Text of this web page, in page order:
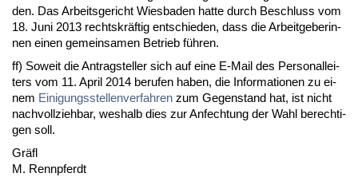
den. Das Ar­beits­ge­richt Wies­ba­den hat­te durch Be­schluss vom
18. Ju­ni 2013 rechts­kräftig ent­schie­den, dass die Ar­beit­ge­be­rin­
nen ei­nen ge­mein­sa­men Be­trieb führen.
ff) So­weit die An­trag­stel­ler sich auf ei­ne E-Mail des Per­so­nal­lei­
ters vom 11. April 2014 be­ru­fen ha­ben, die In­for­ma­tio­nen zu ei­
nem Ei­ni­gungs­stel­len­ver­fah­ren zum Ge­gen­stand hat, ist nicht
nach­voll­zieh­bar, wes­halb dies zur An­fech­tung der Wahl be­rech­ti­
gen soll.
Gräfl
M. Renn­pferdt